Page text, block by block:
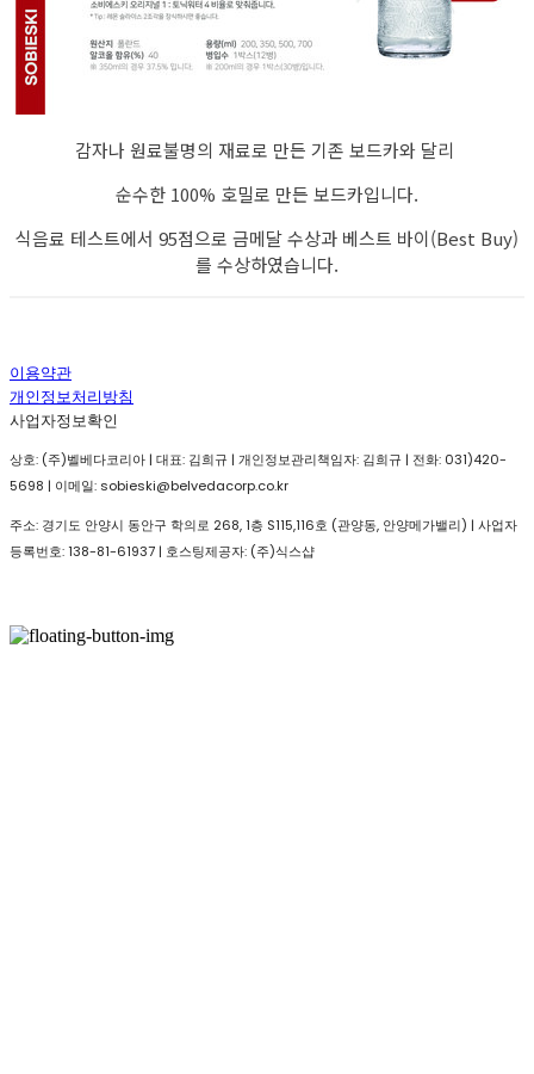
감자나 원료불명의 재료로 만든 기존 보드카와 달리
순수한 100% 호밀로 만든 보드카입니다.
식음료 테스트에서 95점으로 금메달 수상과 베스트 바이(Best Buy)
를 수상하였습니다.
이용약관
개인정보처리방침
사업자정보확인
상호: (주)벨베다코리아 | 대표: 김희규 | 개인정보관리책임자: 김희규 | 전화: 031)420-
5698 | 이메일: sobieski@belvedacorp.co.kr
주소: 경기도 안양시 동안구 학의로 268, 1층 S115,116호 (관양동, 안양메가밸리) | 사업자
등록번호:138-81-61937 | 호스팅제공자: (주)식스샵